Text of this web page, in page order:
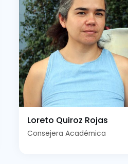
Loreto Quiroz Rojas
Consejera Académica